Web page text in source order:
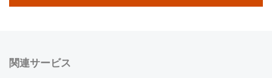
関連サービス